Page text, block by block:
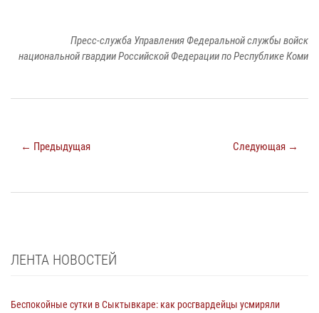
Пресс-служба Управления Федеральной службы войск
национальной гвардии Российской Федерации по Республике Коми
← Предыдущая Следующая →
ЛЕНТА НОВОСТЕЙ
Беспокойные сутки в Сыктывкаре: как росгвардейцы усмиряли